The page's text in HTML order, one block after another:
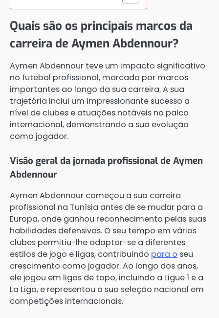
Quais são os principais marcos da
carreira de Aymen Abdennour?
Aymen Abdennour teve um impacto significativo
no futebol profissional, marcado por marcos
importantes ao longo da sua carreira. A sua
trajetória inclui um impressionante sucesso a
nível de clubes e atuações notáveis no palco
internacional, demonstrando a sua evolução
como jogador.
Visão geral da jornada profissional de Aymen
Abdennour
Aymen Abdennour começou a sua carreira
profissional na Tunísia antes de se mudar para a
Europa, onde ganhou reconhecimento pelas suas
habilidades defensivas. O seu tempo em vários
clubes permitiu-lhe adaptar-se a diferentes
estilos de jogo e ligas, contribuindo para o seu
crescimento como jogador. Ao longo dos anos,
ele jogou em ligas de topo, incluindo a Ligue 1 e a
La Liga, e representou a sua seleção nacional em
competições internacionais.